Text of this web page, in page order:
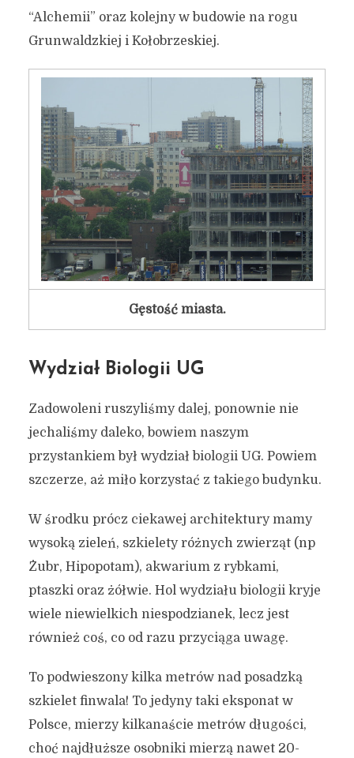
“Alchemii” oraz kolejny w budowie na rogu
Grunwaldzkiej i Kołobrzeskiej.
Gęstość miasta.
Wydział Biologii UG
Zadowoleni ruszyliśmy dalej, ponownie nie
jechaliśmy daleko, bowiem naszym
przystankiem był wydział biologii UG. Powiem
szczerze, aż miło korzystać z takiego budynku.
W środku prócz ciekawej architektury mamy
wysoką zieleń, szkielety różnych zwierząt (np
Żubr, Hipopotam), akwarium z rybkami,
ptaszki oraz żółwie. Hol wydziału biologii kryje
wiele niewielkich niespodzianek, lecz jest
również coś, co od razu przyciąga uwagę.
To podwieszony kilka metrów nad posadzką
szkielet finwala! To jedyny taki eksponat w
Polsce, mierzy kilkanaście metrów długości,
choć najdłuższe osobniki mierzą nawet 20-